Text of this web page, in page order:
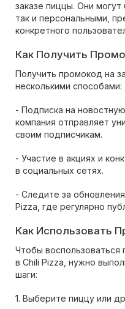
заказе пиццы. Они
так и персональными,
конкретного
Как Получить
Получить промокод на
несколькими способами:
- Подписка на
компания отправляет
своим подписчикам.
- Участие в акциях и
в социальных сетях.
- Следите за
Pizza, где регулярно
Как Использовать
Чтобы
в Chili Pizza, нужно
шаги:
1. Выберите пиццу или